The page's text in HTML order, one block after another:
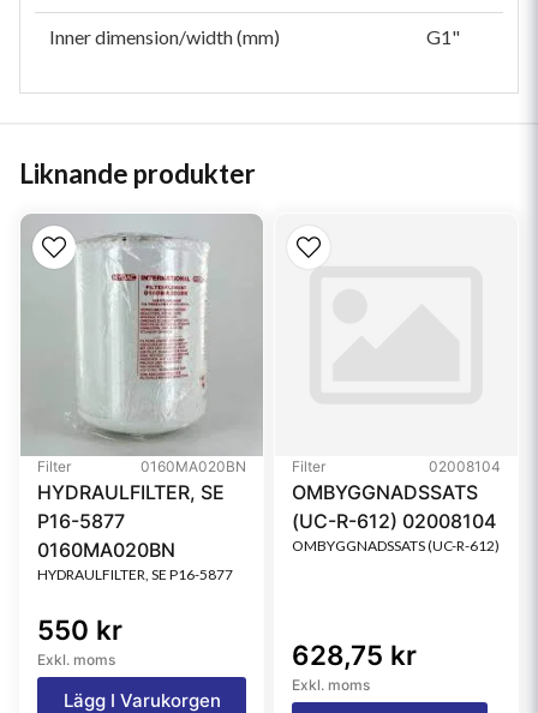
Inner dimension/width (mm) G1"
Liknande produkter
Filter 0160MA020BN
HYDRAULFILTER, SE
P16-5877
0160MA020BN
HYDRAULFILTER, SE P16-5877
550 kr
Exkl. moms
Lägg I Varukorgen
Filter 02008104
OMBYGGNADSSATS
(UC-R-612) 02008104
OMBYGGNADSSATS (UC-R-612)
628,75 kr
Exkl. moms